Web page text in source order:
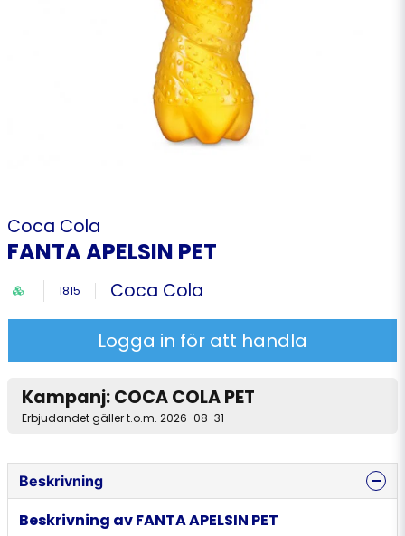
Coca Cola
FANTA APELSIN PET
1815 Coca Cola
Logga in för att handla
Kampanj: COCA COLA PET
Erbjudandet gäller t.o.m. 2026-08-31
Beskrivning
Beskrivning av FANTA APELSIN PET